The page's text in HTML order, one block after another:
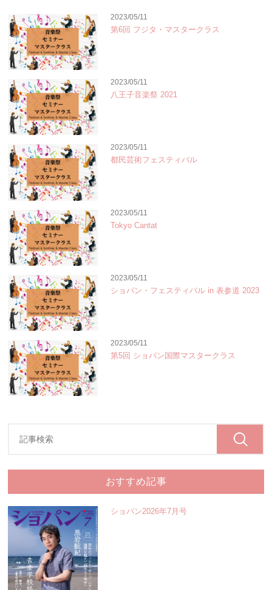
2023/05/11
第6回 フジタ・マスタークラス
2023/05/11
八王子音楽祭 2021
2023/05/11
都民芸術フェスティバル
2023/05/11
Tokyo Cantat
2023/05/11
ショパン・フェスティバル in 表参道 2023
2023/05/11
第5回 ショパン国際マスタークラス
おすすめ記事
ショパン2026年7月号